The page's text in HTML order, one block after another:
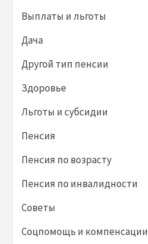
Выплаты и льготы
Дача
Другой тип пенсии
Здоровье
Льготы и субсидии
Пенсия
Пенсия по возрасту
Пенсия по инвалидности
Советы
Соцпомощь и компенсации